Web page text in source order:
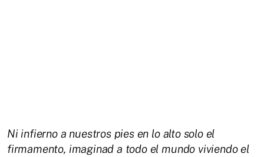
Ni infierno a nuestros pies en lo alto solo el
firmamento, imaginad a todo el mundo viviendo el